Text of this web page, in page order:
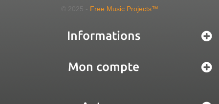
© 2025 - Free Music Projects™
Informations
Mon compte